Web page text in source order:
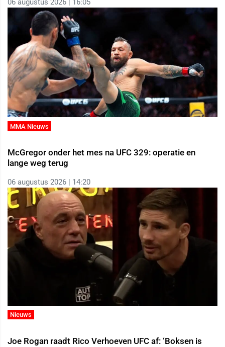
06 augustus 2026 | 16:05
MMA Nieuws
McGregor onder het mes na UFC 329: operatie en
lange weg terug
06 augustus 2026 | 14:20
Nieuws
Joe Rogan raadt Rico Verhoeven UFC af: ‘Boksen is